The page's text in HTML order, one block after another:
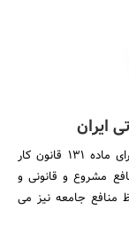
ایران
انجمن صنفی صنایع روغن نباتی ایران در راستای اجرای ماده 131 قانون کار
مشروع و قانونی و
منافع جامعه نیز می